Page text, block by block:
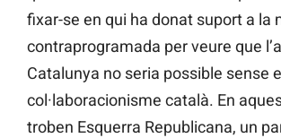
fixar-se en qui ha donat suport a la
contraprogramada per veure que
Catalunya no seria possible sense
col·laboracionisme català. En
troben Esquerra Republicana, un